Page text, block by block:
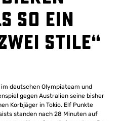
so ein
Stile“
deutschen Olympiateam und
gegen Australien seine bisher
Korbjäger in Tokio. Elf Punkte
standen nach 28 Minuten auf